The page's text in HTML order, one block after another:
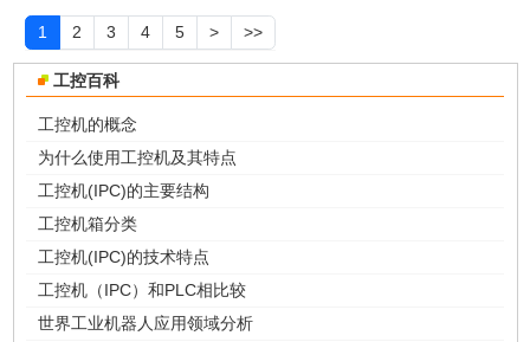
1 2 3 4 5 > >>
工控百科
工控机的概念
为什么使用工控机及其特点
工控机(IPC)的主要结构
工控机箱分类
工控机(IPC)的技术特点
工控机（IPC）和PLC相比较
世界工业机器人应用领域分析